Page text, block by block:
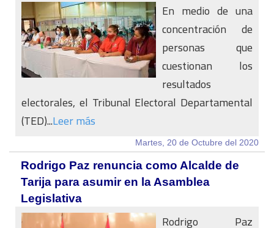
En medio de una
concentración de
personas que
cuestionan los
resultados
electorales, el Tribunal Electoral Departamental
(TED)...Leer más
Martes, 20 de Octubre del 2020
Rodrigo Paz renuncia como Alcalde de
Tarija para asumir en la Asamblea
Legislativa
Rodrigo Paz